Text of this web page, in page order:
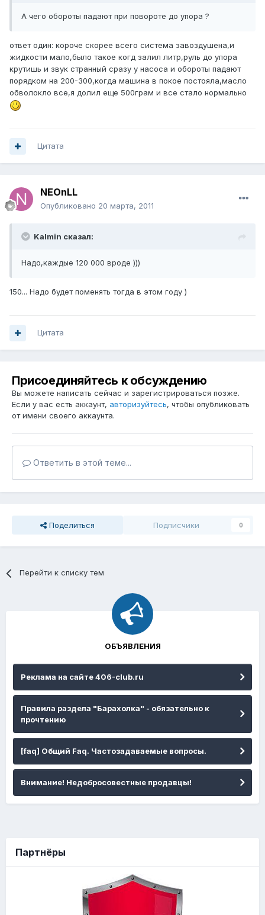
А чего обороты падают при повороте до упора ?
ответ один: короче скорее всего система завоздушена,и
жидкости мало,было такое когд залил литр,руль до упора
крутишь и звук странный сразу у насоса и обороты падают
порядком на 200-300,когда машина в покое постояла,масло
обволокло все,я долил еще 500грам и все стало нормально
Цитата
NEOnLL
Опубликовано 20 марта, 2011
Kalmin сказал:
Надо,каждые 120 000 вроде )))
150... Надо будет поменять тогда в этом году )
Цитата
Присоединяйтесь к обсуждению
Вы можете написать сейчас и зарегистрироваться позже.
Если у вас есть аккаунт, авторизуйтесь, чтобы опубликовать
от имени своего аккаунта.
Ответить в этой теме...
Поделиться Подписчики 0
Перейти к списку тем
ОБЪЯВЛЕНИЯ
Реклама на сайте 406-club.ru
Правила раздела "Барахолка" - обязательно к
прочтению
[faq] Общий Faq. Частозадаваемые вопросы.
Внимание! Недобросовестные продавцы!
Партнёры